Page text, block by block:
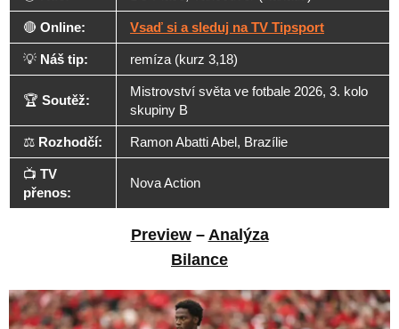
🔴 Online: Vsaď si a sleduj na TV Tipsport
💡 Náš tip: remíza (kurz 3,18)
🏆 Soutěž:
Mistrovství světa ve fotbale 2026, 3. kolo
skupiny B
⚖️ Rozhodčí: Ramon Abatti Abel, Brazílie
📺 TV
přenos:
Nova Action
Preview– Analýza
Bilance